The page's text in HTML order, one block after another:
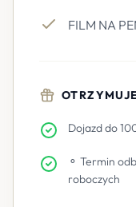
FILM NA
Dojazd do
⚬ Termin
roboczych